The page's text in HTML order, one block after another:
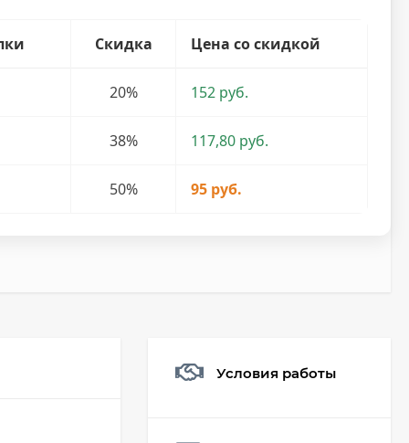
Скидка Цена со скидкой
20% 152 руб.
38% 117,80 руб.
50% 95 руб.
Условия работы